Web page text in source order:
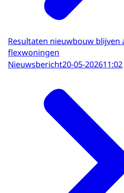
Resultaten nieuwbouw blijven
flexwoningen
Nieuwsbericht20-05-202611:02